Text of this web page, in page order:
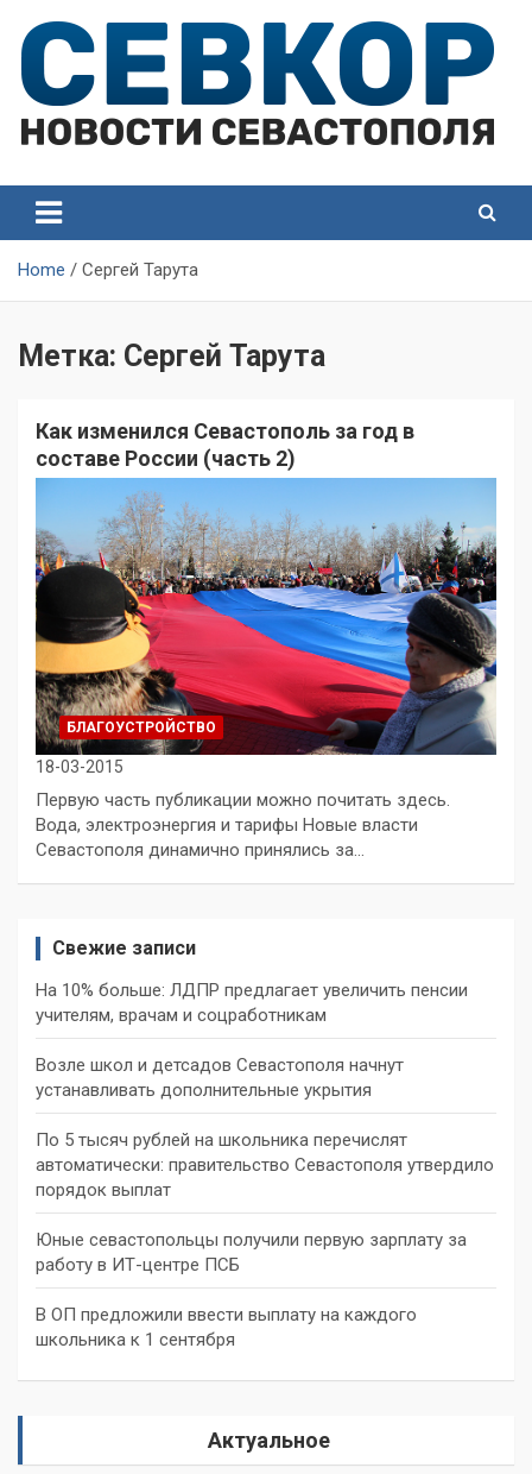
content
Севастополя
Севастополя
Home Сергей Тарута
Метка: Сергей Тарута
Как изменился Севастополь за год в
составе России (часть 2)
БЛАГОУСТРОЙСТВО
18-03-2015
Первую часть публикации можно почитать здесь.
Вода, электроэнергия и тарифы Новые власти
Севастополя динамично принялись за…
Свежие записи
На 10% больше: ЛДПР предлагает увеличить пенсии
учителям, врачам и соцработникам
Возле школ и детсадов Севастополя начнут
устанавливать дополнительные укрытия
По 5 тысяч рублей на школьника перечислят
автоматически: правительство Севастополя утвердило
порядок выплат
Юные севастопольцы получили первую зарплату за
работу в ИТ-центре ПСБ
В ОП предложили ввести выплату на каждого
школьника к 1 сентября
Актуальное